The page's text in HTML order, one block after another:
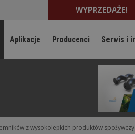
WYPRZEDAŻE!
Aplikacje Producenci Serwis i
z wysokolepkich produktów